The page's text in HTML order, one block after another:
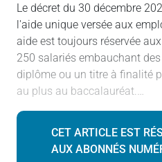
Le décret du 30 décembre
l'aide unique versée aux
aide est toujours réservée
250 salariés embauchant
diplôme ou un titre à finalité
au plus au baccalauréat.…
CET ARTICLE EST
AUX ABONNÉS